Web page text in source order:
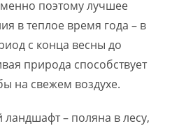
поэтому лучшее
в теплое время года – в
с конца весны до
природа способствует
на свежем воздухе.
– поляна в лесу,